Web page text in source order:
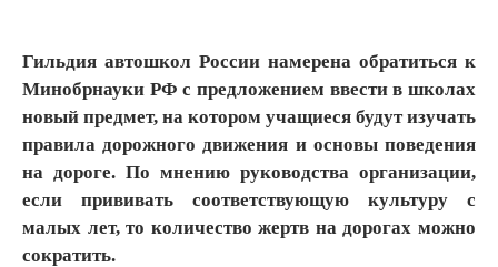
Гильдия автошкол России намерена обратиться к
Минобрнауки РФ с предложением ввести в школах
новый предмет, на котором учащиеся будут изучать
правила дорожного движения и основы поведения
на дороге. По мнению руководства организации,
если прививать соответствующую культуру с
малых лет, то количество жертв на дорогах можно
сократить.